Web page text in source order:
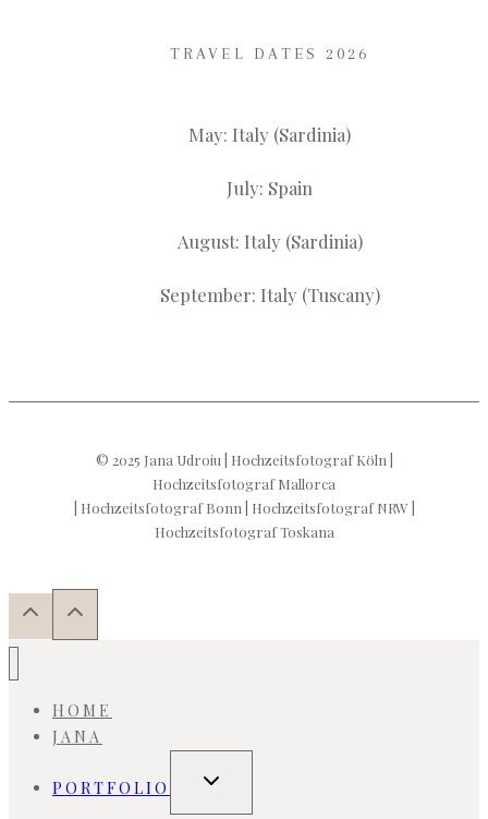
TRAVEL DATES 2026
May: Italy (Sardinia)
July: Spain
August: Italy (Sardinia)
September: Italy (Tuscany)
© 2025 Jana Udroiu | Hochzeitsfotograf Köln |
Hochzeitsfotograf Mallorca
| Hochzeitsfotograf Bonn | Hochzeitsfotograf NRW |
Hochzeitsfotograf Toskana
HOME
JANA
PORTFOLIO
Untermenü